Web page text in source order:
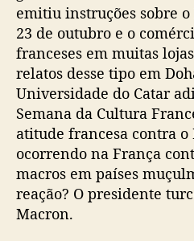
emitiu instruções sobre
23 de outubro e o
franceses em muitas
relatos desse tipo em
Universidade do Catar
Semana da Cultura
atitude francesa contra o
ocorrendo na França
macros em países
reação? O presidente
Macron.